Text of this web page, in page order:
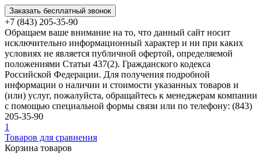
Заказать бесплатный звонок
+7 (843) 205-35-90
Обращаем ваше внимание на то, что данный сайт носит
исключительно информационный характер и ни при каких
условиях не является публичной офертой, определяемой
положениями Статьи 437(2). Гражданского кодекса
Российской Федерации. Для получения подробной
информации о наличии и стоимости указанных товаров и
(или) услуг, пожалуйста, обращайтесь к менеджерам компании
с помощью специальной формы связи или по телефону: (843)
205-35-90
1
Товаров для сравнения
Корзина товаров